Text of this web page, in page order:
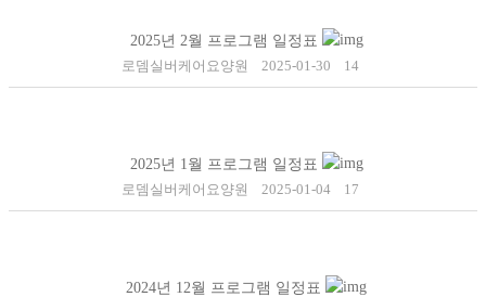
2025년 2월 프로그램 일정표
로뎀실버케어요양원
2025-01-30 14
2025년 1월 프로그램 일정표
로뎀실버케어요양원
2025-01-04 17
2024년 12월 프로그램 일정표